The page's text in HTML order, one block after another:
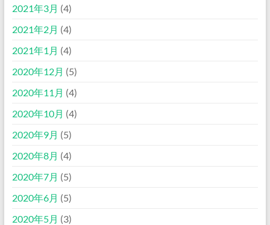
2021年3月 (4)
2021年2月 (4)
2021年1月 (4)
2020年12月 (5)
2020年11月 (4)
2020年10月 (4)
2020年9月 (5)
2020年8月 (4)
2020年7月 (5)
2020年6月 (5)
2020年5月 (3)